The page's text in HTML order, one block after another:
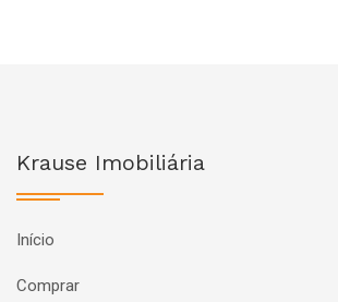
Krause Imobiliária
Início
Comprar